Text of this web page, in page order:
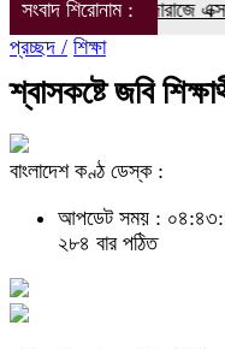
সংবাদ শিরোনাম :
জন্য দারাজে
প্রচ্ছদ / শিক্ষা
শ্বাসকষ্টে জবি
বাংলাদেশ কণ্ঠ ডেস্ক :
আপডেট সময় :
২৮৪ বার পঠিত